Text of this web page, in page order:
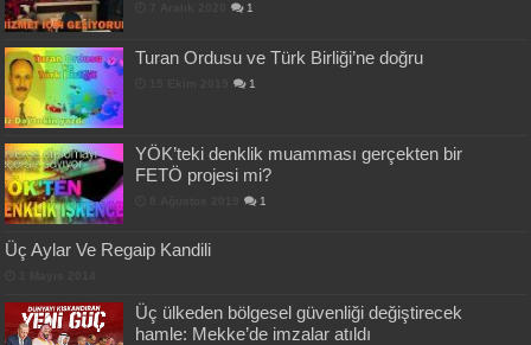
1
Turan Ordusu ve Türk Birliği’ne doğru
1
YÖK’teki denklik muamması gerçekten bir
FETÖ projesi mi?
1
Üç Aylar Ve Regaip Kandili
Üç ülkeden bölgesel güvenliği değiştirecek
hamle: Mekke’de imzalar atıldı